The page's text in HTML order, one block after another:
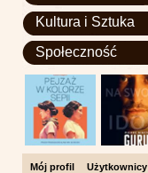
Kultura i Sztuka
Społeczność
Mój profil Użytkownicy